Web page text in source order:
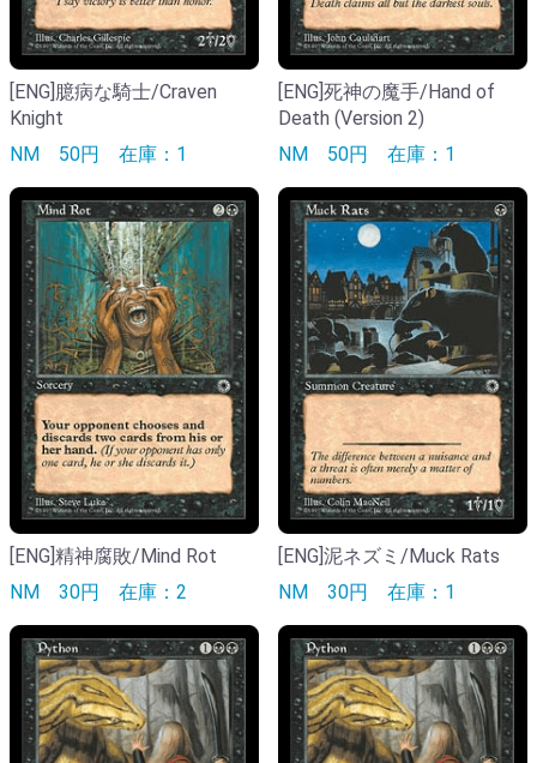
[ENG]臆病な騎士/Craven
Knight
NM 50円 在庫：1
[ENG]死神の魔手/Hand of
Death (Version 2)
NM 50円 在庫：1
[ENG]精神腐敗/Mind Rot
NM 30円 在庫：2
[ENG]泥ネズミ/Muck Rats
NM 30円 在庫：1